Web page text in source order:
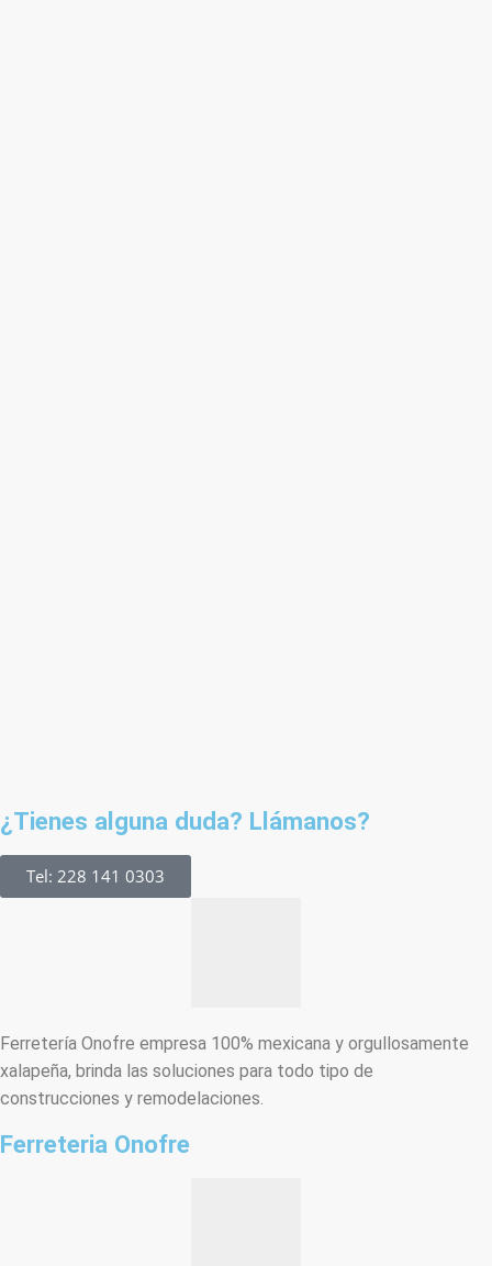
¿Tienes alguna duda? Llámanos?
Tel: 228 141 0303
Ferretería Onofre empresa 100% mexicana y orgullosamente
xalapeña, brinda las soluciones para todo tipo de
construcciones y remodelaciones.
Ferreteria Onofre